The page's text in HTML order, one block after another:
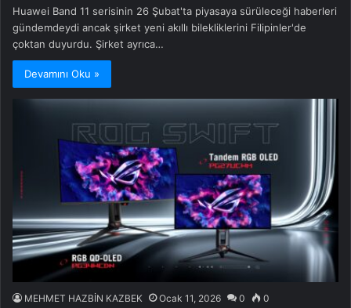
Huawei Band 11 serisinin 26 Şubat'ta piyasaya sürüleceği haberleri
gündemdeydi ancak şirket yeni akıllı bilekliklerini Filipinler'de
çoktan duyurdu. Şirket ayrıca…
Devamını Oku »
MEHMET HAZBİN KAZBEK Ocak 11, 2026 0 0